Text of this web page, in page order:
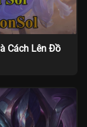
Cách Lên Đồ